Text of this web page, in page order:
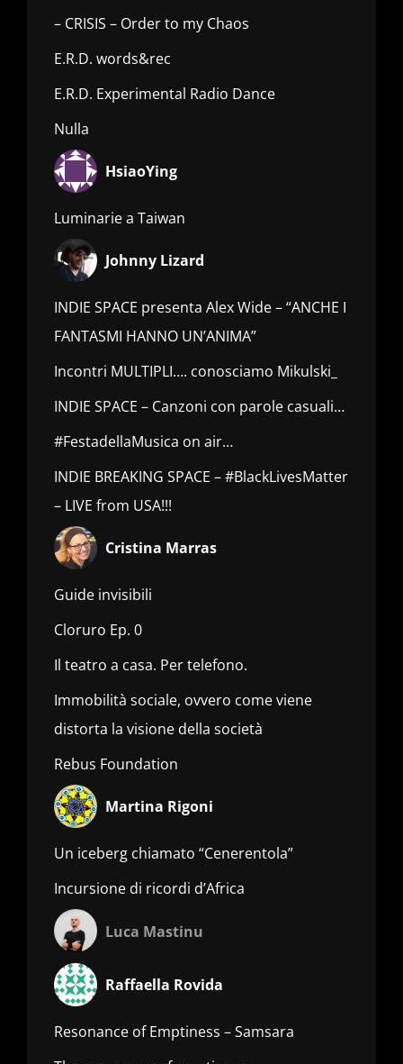
– CRISIS – Order to my Chaos
E.R.D. words&rec
E.R.D. Experimental Radio Dance
Nulla
HsiaoYing
Luminarie a Taiwan
Johnny Lizard
INDIE SPACE presenta Alex Wide – “ANCHE I
FANTASMI HANNO UN’ANIMA”
Incontri MULTIPLI…. conosciamo Mikulski_
INDIE SPACE – Canzoni con parole casuali…
#FestadellaMusica on air…
INDIE BREAKING SPACE – #BlackLivesMatter
– LIVE from USA!!!
Cristina Marras
Guide invisibili
Cloruro Ep. 0
Il teatro a casa. Per telefono.
Immobilità sociale, ovvero come viene
distorta la visione della società
Rebus Foundation
Martina Rigoni
Un iceberg chiamato “Cenerentola”
Incursione di ricordi d’Africa
Luca Mastinu
Raffaella Rovida
Resonance of Emptiness – Samsara